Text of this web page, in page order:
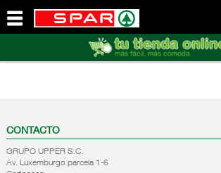
SOMOS
CONTACTO
GRUPO UPPER S.C.
Av. Luxemburgo parcela 1-6